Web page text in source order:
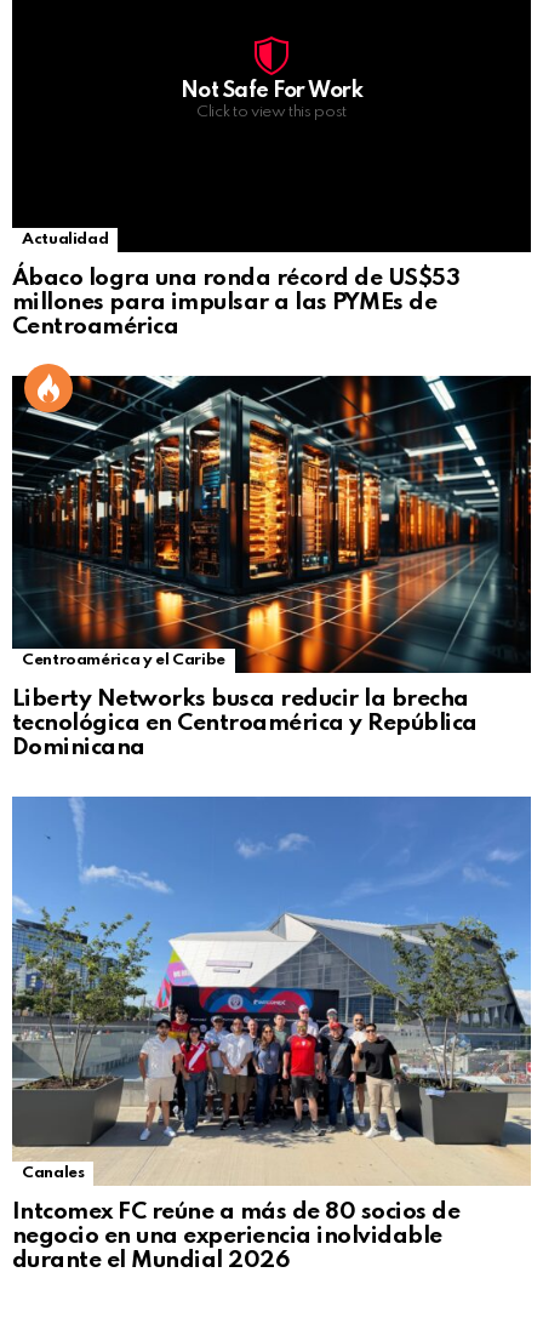
Not Safe For Work
Click to view this post
Actualidad
Ábaco logra una ronda récord de US$53
millones para impulsar a las PYMEs de
Centroamérica
Centroamérica y el Caribe
Liberty Networks busca reducir la brecha
tecnológica en Centroamérica y República
Dominicana
Canales
Intcomex FC reúne a más de 80 socios de
negocio en una experiencia inolvidable
durante el Mundial 2026